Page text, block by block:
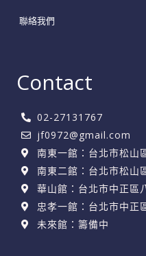
聯絡我們
Contact
02-27131767
jf0972@gmail.com
南東一館：台北市松山
南東二館：台北市松山
華山館：台北市中正區
忠孝一館：台北市中正
未來館：籌備中